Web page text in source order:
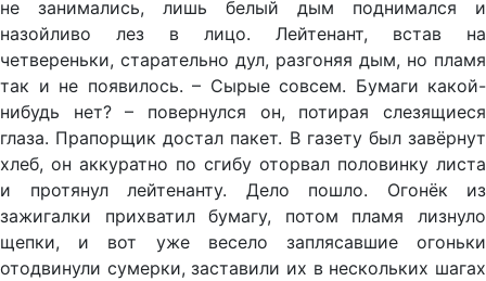
не занимались, лишь белый дым поднимался и
назойливо лез в лицо. Лейтенант, встав на
четвереньки, старательно дул, разгоняя дым, но пламя
так и не появилось. – Сырые совсем. Бумаги какой-
нибудь нет? – повернулся он, потирая слезящиеся
глаза. Прапорщик достал пакет. В газету был завёрнут
хлеб, он аккуратно по сгибу оторвал половинку листа
и протянул лейтенанту. Дело пошло. Огонёк из
зажигалки прихватил бумагу, потом пламя лизнуло
щепки, и вот уже весело заплясавшие огоньки
отодвинули сумерки, заставили их в нескольких шагах